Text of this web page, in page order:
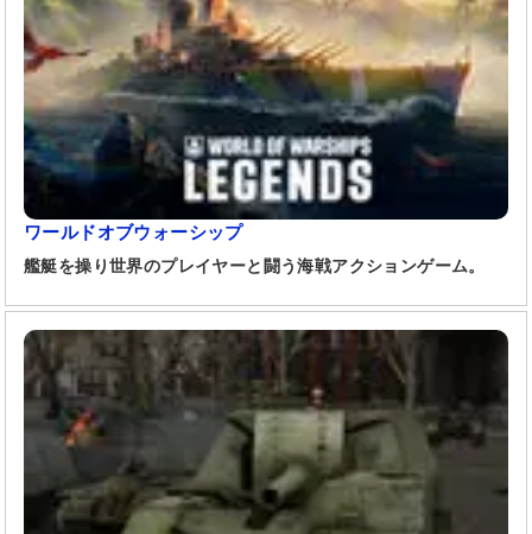
ワールドオブウォーシップ
艦艇を操り世界のプレイヤーと闘う海戦アクションゲーム。